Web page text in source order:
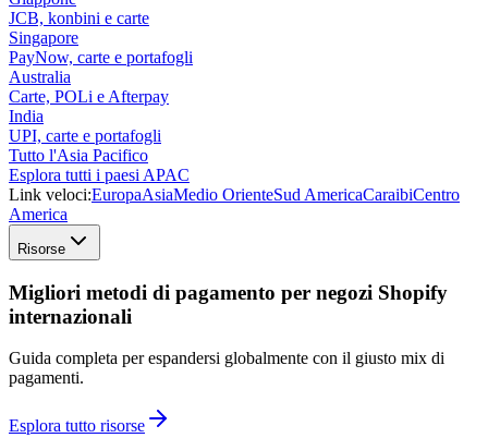
JCB, konbini e carte
Singapore
PayNow, carte e portafogli
Australia
Carte, POLi e Afterpay
India
UPI, carte e portafogli
Tutto l'Asia Pacifico
Esplora tutti i paesi APAC
Link veloci:EuropaAsiaMedio OrienteSud AmericaCaraibiCentro
America
Risorse
Migliori metodi di pagamento per negozi Shopify
internazionali
Guida completa per espandersi globalmente con il giusto mix di
pagamenti.
Esplora tutto risorse